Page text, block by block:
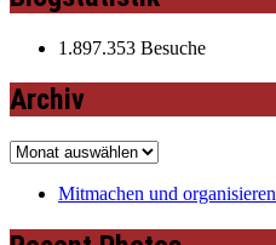
1.897.353 Besuche
Archiv
Archiv
Mitmachen und organisieren